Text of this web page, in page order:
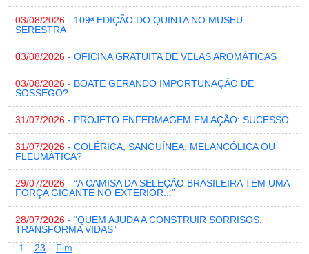
03/08/2026 - 109ª EDIÇÃO DO QUINTA NO MUSEU:
SERESTRA
03/08/2026 - OFICINA GRATUITA DE VELAS AROMÁTICAS
03/08/2026 - BOATE GERANDO IMPORTUNAÇÃO DE
SOSSEGO?
31/07/2026 - PROJETO ENFERMAGEM EM AÇÃO: SUCESSO
31/07/2026 - COLÉRICA, SANGUÍNEA, MELANCÓLICA OU
FLEUMÁTICA?
29/07/2026 - “A CAMISA DA SELEÇÃO BRASILEIRA TEM UMA
FORÇA GIGANTE NO EXTERIOR...”
28/07/2026 - “QUEM AJUDA A CONSTRUIR SORRISOS,
TRANSFORMA VIDAS”
1
23 Fim